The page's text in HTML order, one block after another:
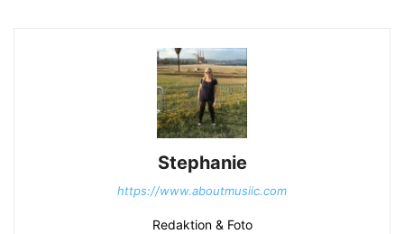
Stephanie
https://www.aboutmusiic.com
Redaktion & Foto